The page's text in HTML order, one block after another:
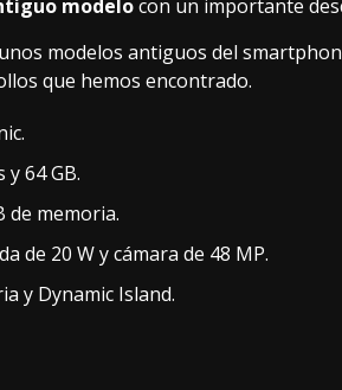
modelocon un importante
modelos antiguos del
que hemos encontrado.
64 GB.
de memoria.
de 20 W y cámara de 48 MP.
y Dynamic Island.